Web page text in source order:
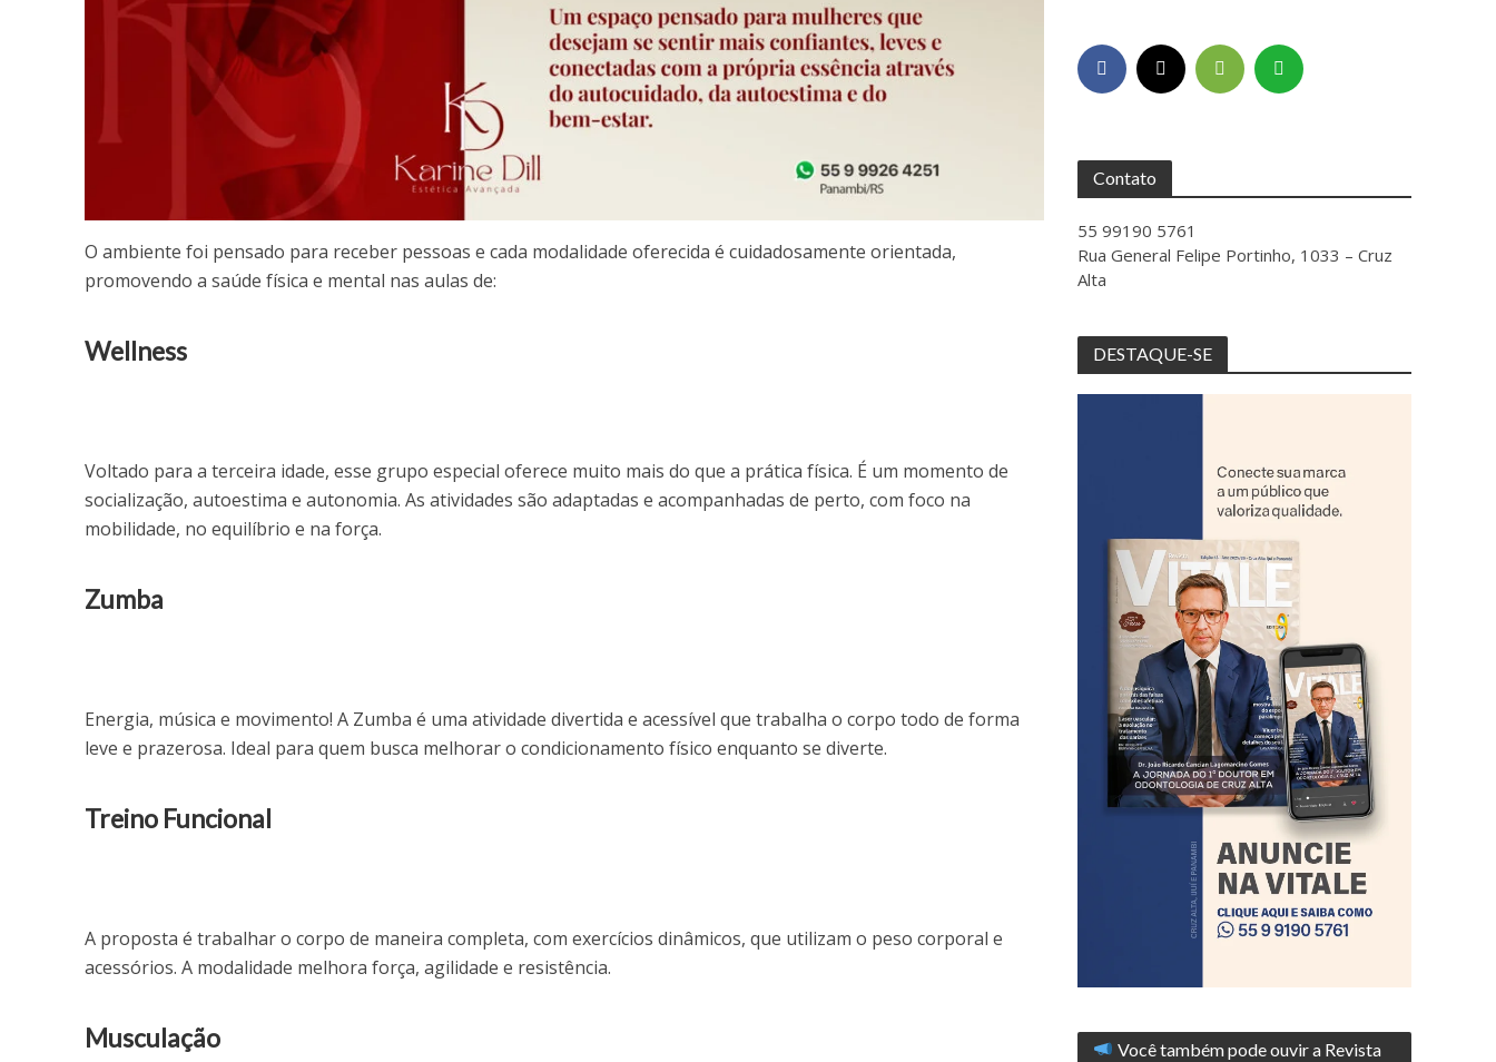
O ambiente foi pensado para receber pessoas e cada modalidade oferecida é cuidadosamente orientada,
promovendo a saúde física e mental nas aulas de:
Wellness
Voltado para a terceira idade, esse grupo especial oferece muito mais do que a prática física. É um momento de
socialização, autoestima e autonomia. As atividades são adaptadas e acompanhadas de perto, com foco na
mobilidade, no equilíbrio e na força.
Zumba
Energia, música e movimento! A Zumba é uma atividade divertida e acessível que trabalha o corpo todo de forma
leve e prazerosa. Ideal para quem busca melhorar o condicionamento físico enquanto se diverte.
Treino Funcional
A proposta é trabalhar o corpo de maneira completa, com exercícios dinâmicos, que utilizam o peso corporal e
acessórios. A modalidade melhora força, agilidade e resistência.
Musculação
Contato
55 99190 5761
Rua General Felipe Portinho, 1033 – Cruz
Alta
DESTAQUE-SE
Você também pode ouvir a Revista